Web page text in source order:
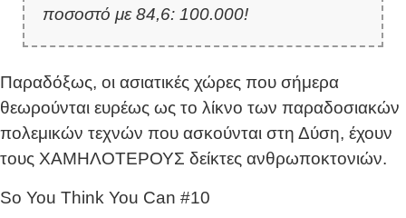
ποσοστό με 84,6: 100.000!
Παραδόξως, οι ασιατικές χώρες που σήμερα
θεωρούνται ευρέως ως το λίκνο των παραδοσιακών
πολεμικών τεχνών που ασκούνται στη Δύση, έχουν
τους ΧΑΜΗΛΟΤΕΡΟΥΣ δείκτες ανθρωποκτονιών.
So You Think You Can #10